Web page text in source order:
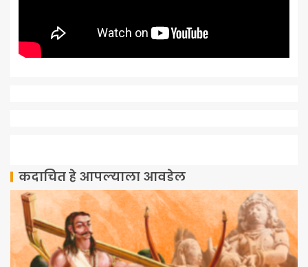
कदाचित हे आपल्याला आवडेल